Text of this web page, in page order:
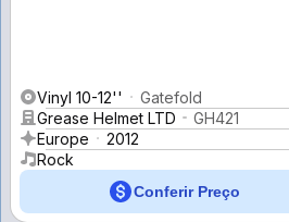
Vinyl 10-12''
Gatefold
Grease Helmet LTD
GH421
Europe
2012
Rock
Conferir Preço